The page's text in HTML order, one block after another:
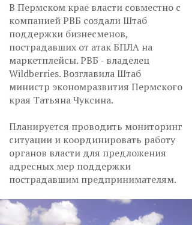
В Пермском крае власти совместно с
компанией РВБ создали Штаб
поддержки бизнесменов,
пострадавших от атак БПЛА на
маркетплейсы. РВБ - владелец
Wildberries. Возглавила Штаб
министр экономразвития Пермского
края Татьяна Чуксина.
Планируется проводить мониторинг
ситуации и координировать работу
органов власти для предложения
адресных мер поддержки
пострадавшим предпринимателям.